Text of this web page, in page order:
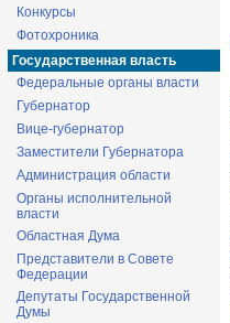
Конкурсы
Фотохроника
Государственная власть
Федеральные органы власти
Губернатор
Вице-губернатор
Заместители Губернатора
Администрация области
Органы исполнительной
власти
Областная Дума
Представители в Совете
Федерации
Депутаты Государственной
Думы